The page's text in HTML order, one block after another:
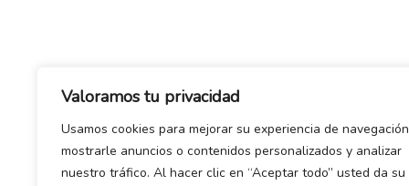
Valoramos tu privacidad
Usamos cookies para mejorar su experiencia de
mostrarle anuncios o contenidos personalizados y analizar
nuestro tráfico. Al hacer clic en “Aceptar todo” usted da su